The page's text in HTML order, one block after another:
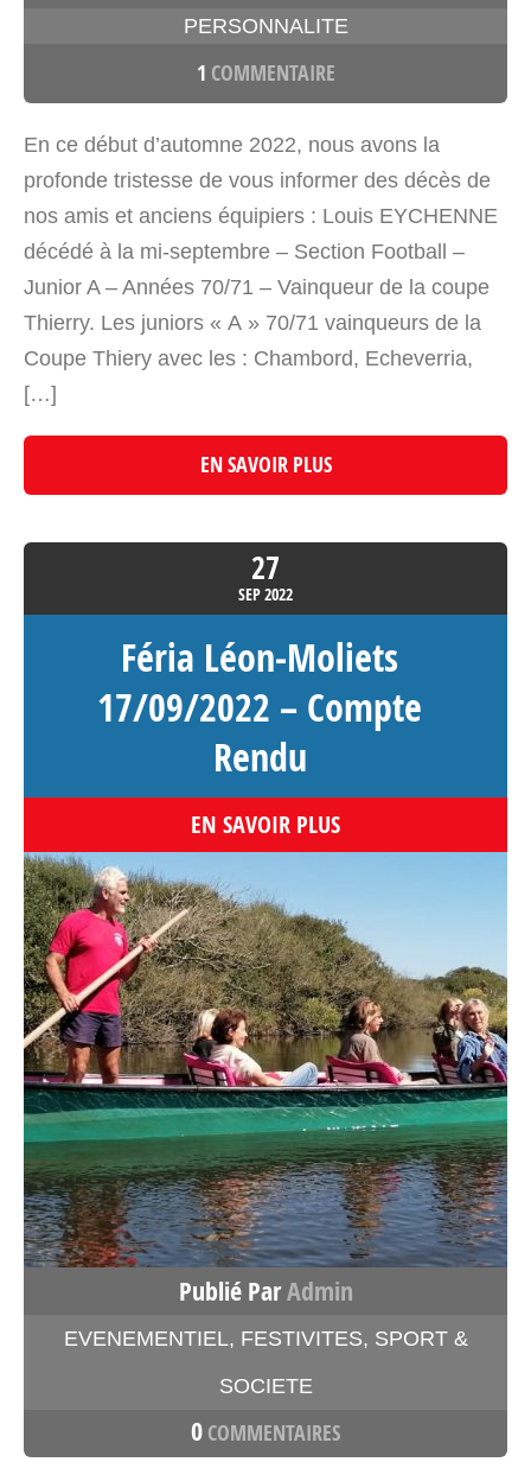
PERSONNALITE
1 COMMENTAIRE
En ce début d’automne 2022, nous avons la
profonde tristesse de vous informer des décès de
nos amis et anciens équipiers : Louis EYCHENNE
décédé à la mi-septembre – Section Football –
Junior A – Années 70/71 – Vainqueur de la coupe
Thierry. Les juniors « A » 70/71 vainqueurs de la
Coupe Thiery avec les : Chambord, Echeverria,
[…]
EN SAVOIR PLUS
27
SEP2022
Féria Léon-Moliets
17/09/2022 – Compte
Rendu
EN SAVOIR PLUS
Publié ParAdmin
EVENEMENTIEL, FESTIVITES, SPORT &
SOCIETE
0 COMMENTAIRES